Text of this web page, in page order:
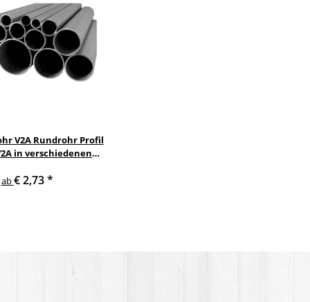
V2A Rundrohr Profil
in verschiedenen
ab€ 2,73*